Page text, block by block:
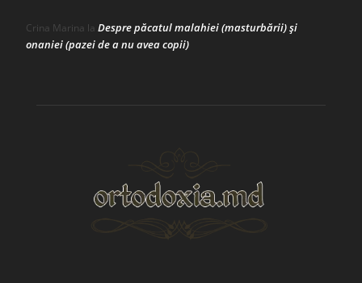
Crina Marina la Despre păcatul malahiei (masturbării) şi
onaniei (pazei de a nu avea copii)